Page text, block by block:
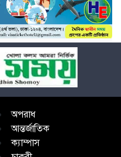
অপরাধ
আন্তর্জাতিক
ক্যাম্পাস